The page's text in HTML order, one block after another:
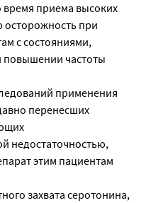
время приема высоких
осторожность при
с состояниями,
повышении частоты
применения
перенесших
недостаточностью,
этим пациентам
захвата серотонина,